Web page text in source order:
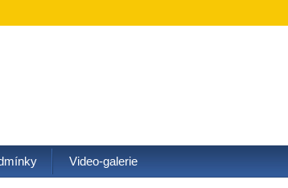
Video-galerie